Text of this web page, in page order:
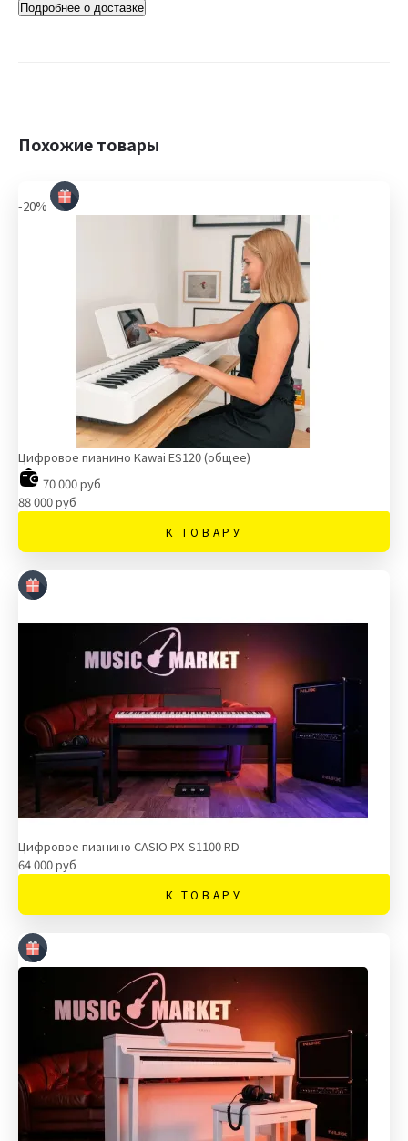
Подробнее о доставке
Похожие товары
-20%
Цифровое пианино Kawai ES120 (общее)
70 000 руб
88 000 руб
К ТОВАРУ
Цифровое пианино CASIO PX-S1100 RD
64 000 руб
К ТОВАРУ